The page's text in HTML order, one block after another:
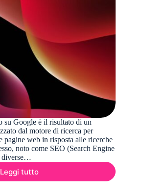
su Google è il risultato di un
dal motore di ricerca per
pagine web in risposta alle ricerche
noto come SEO (Search Engine
diverse…
Leggi tutto
Web